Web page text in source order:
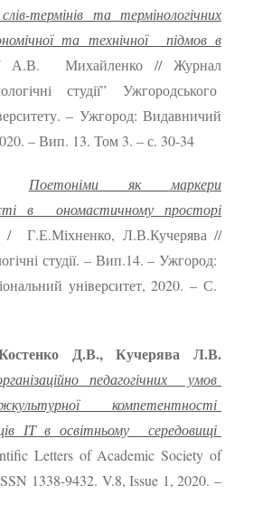
термінів та термінологічних
та технічної підмов в
А.В. Михайленко // Журнал
студії” Ужгородського
– Ужгород: Видавничий
– Вип. 13. Том 3. – с. 30-34
Поетоніми як маркери
в ономастичному просторі
/ Г.Е.Міхненко, Л.В.Кучерява //
студії. – Вип.14. – Ужгород:
університет, 2020. – С.
Д.В., Кучерява Л.В.
педагогічних умов
компетентності
ІТ в освітньому середовищі
Letters of Academic Society of
1338-9432. V.8, Issue 1, 2020. –